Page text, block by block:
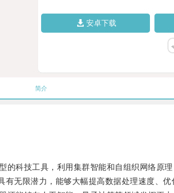
安卓下载
简介
科技工具，利用集群智能和自组织网络原理
无限潜力，能够大幅提高数据处理速度、优